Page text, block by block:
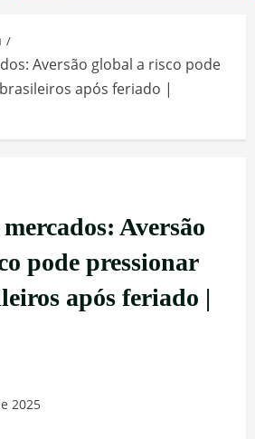
Aversão global a risco pode
após feriado |
Aversão
pode pressionar
após feriado |
2025